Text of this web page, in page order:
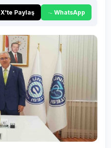
X'te Paylaş WhatsApp